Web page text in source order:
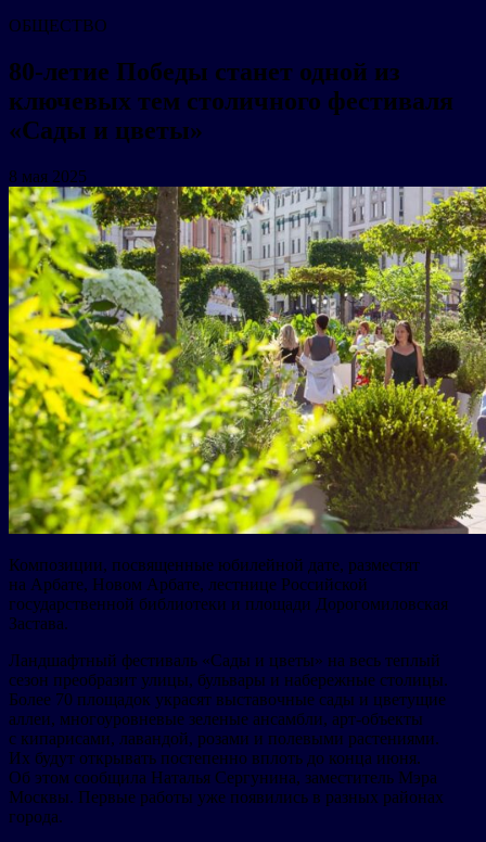
ОБЩЕСТВО
80-летие Победы станет одной из
ключевых тем столичного фестиваля
«Сады и цветы»
8 мая 2025
Композиции, посвященные юбилейной дате, разместят
на Арбате, Новом Арбате, лестнице Российской
государственной библиотеки и площади Дорогомиловская
Застава.
Ландшафтный фестиваль «Сады и цветы» на весь теплый
сезон преобразит улицы, бульвары и набережные столицы.
Более 70 площадок украсят выставочные сады и цветущие
аллеи, многоуровневые зеленые ансамбли, арт-объекты
с кипарисами, лавандой, розами и полевыми растениями.
Их будут открывать постепенно вплоть до конца июня.
Об этом сообщила Наталья Сергунина, заместитель Мэра
Москвы. Первые работы уже появились в разных районах
города.